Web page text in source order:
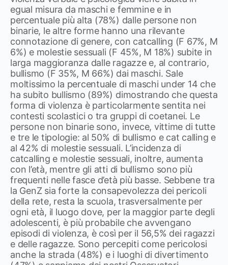
egual misura da maschi e femmine e in
percentuale più alta (78%) dalle persone non
binarie, le altre forme hanno una rilevante
connotazione di genere, con catcalling (F 67%, M
6%) e molestie sessuali (F 45%, M 18%) subite in
larga maggioranza dalle ragazze e, al contrario,
bullismo (F 35%, M 66%) dai maschi. Sale
moltissimo la percentuale di maschi under 14 che
ha subito bullismo (89%) dimostrando che questa
forma di violenza è particolarmente sentita nei
contesti scolastici o tra gruppi di coetanei. Le
persone non binarie sono, invece, vittime di tutte
e tre le tipologie: al 50% di bullismo e cat calling e
al 42% di molestie sessuali. L’incidenza di
catcalling e molestie sessuali, inoltre, aumenta
con l’età, mentre gli atti di bullismo sono più
frequenti nelle fasce d’età più basse. Sebbene tra
la GenZ sia forte la consapevolezza dei pericoli
della rete, resta la scuola, trasversalmente per
ogni età, il luogo dove, per la maggior parte degli
adolescenti, è più probabile che avvengano
episodi di violenza, è così per il 56,5% dei ragazzi
e delle ragazze. Sono percepiti come pericolosi
anche la strada (48%) e i luoghi di divertimento